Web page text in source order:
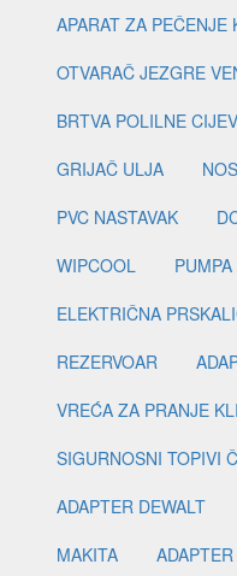
APARAT ZA PEČENJE
OTVARAČ JEZGRE
BRTVA POLILNE
GRIJAČ ULJA
PVC NASTAVAK
WIPCOOL
ELEKTRIČNA
REZERVOAR
VREĆA ZA PRANJE
SIGURNOSNI TOPIVI
ADAPTER DEWALT
MAKITA